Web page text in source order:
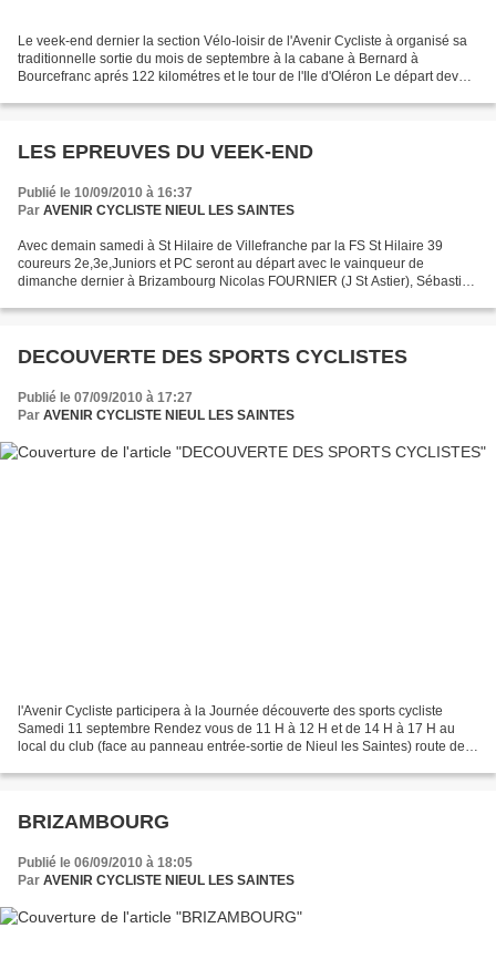
Le veek-end dernier la section Vélo-loisir de l'Avenir Cycliste à organisé sa
traditionnelle sortie du mois de septembre à la cabane à Bernard à
Bourcefranc aprés 122 kilométres et le tour de l'Ile d'Oléron Le départ devant
LES EPREUVES DU VEEK-END
Publié le 10/09/2010 à 16:37
Par AVENIR CYCLISTE NIEUL LES SAINTES
Avec demain samedi à St Hilaire de Villefranche par la FS St Hilaire 39
coureurs 2e,3e,Juniors et PC seront au départ avec le vainqueur de
dimanche dernier à Brizambourg Nicolas FOURNIER (J St Astier), Sébastien
DECOUVERTE DES SPORTS CYCLISTES
Publié le 07/09/2010 à 17:27
Par AVENIR CYCLISTE NIEUL LES SAINTES
l'Avenir Cycliste participera à la Journée découverte des sports cycliste
Samedi 11 septembre Rendez vous de 11 H à 12 H et de 14 H à 17 H au
local du club (face au panneau entrée-sortie de Nieul les Saintes) route de
BRIZAMBOURG
Publié le 06/09/2010 à 18:05
Par AVENIR CYCLISTE NIEUL LES SAINTES